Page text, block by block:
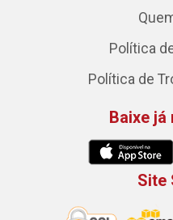
Política
Política de
Baixe já
Site